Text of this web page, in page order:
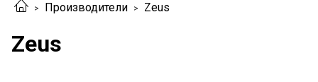
Производители Zeus
Zeus